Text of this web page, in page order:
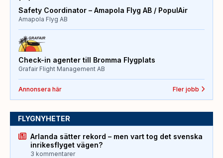
Safety Coordinator – Amapola Flyg AB / PopulAir
Amapola Flyg AB
Check-in agenter till Bromma Flygplats
Grafair Flight Management AB
Annonsera här Fler jobb
FLYGNYHETER
Arlanda sätter rekord – men vart tog det svenska
inrikesflyget vägen?
3 kommentarer